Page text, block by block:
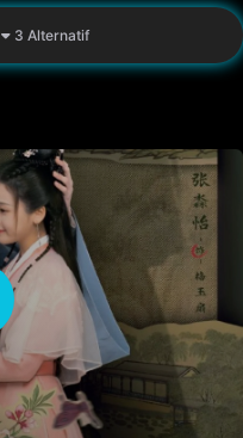
3 Alternatif